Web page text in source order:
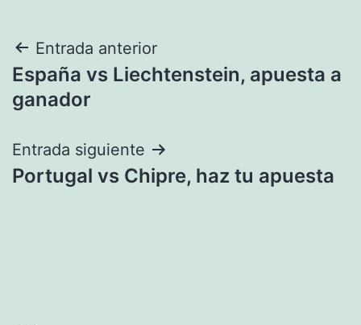
Navegación
de
Entrada anterior
España vs Liechtenstein, apuesta a
ganador
Entrada siguiente
Portugal vs Chipre, haz tu apuesta